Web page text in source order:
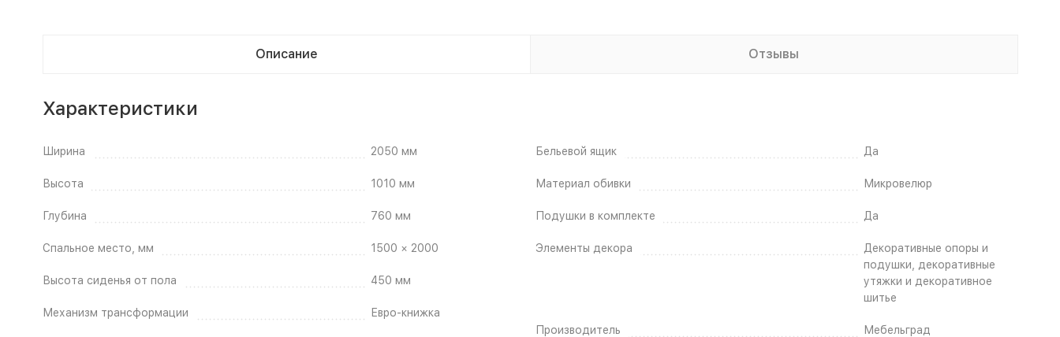
Описание Отзывы
Характеристики
Ширина 2050 мм
Высота 1010 мм
Глубина 760 мм
Спальное место, мм 1500 × 2000
Высота сиденья от пола 450 мм
Механизм трансформации Евро-книжка
Бельевой ящик Да
Материал обивки Микровелюр
Подушки в комплекте Да
Элементы декора
Декоративные опоры и
подушки, декоративные
утяжки и декоративное
шитье
Производитель Мебельград